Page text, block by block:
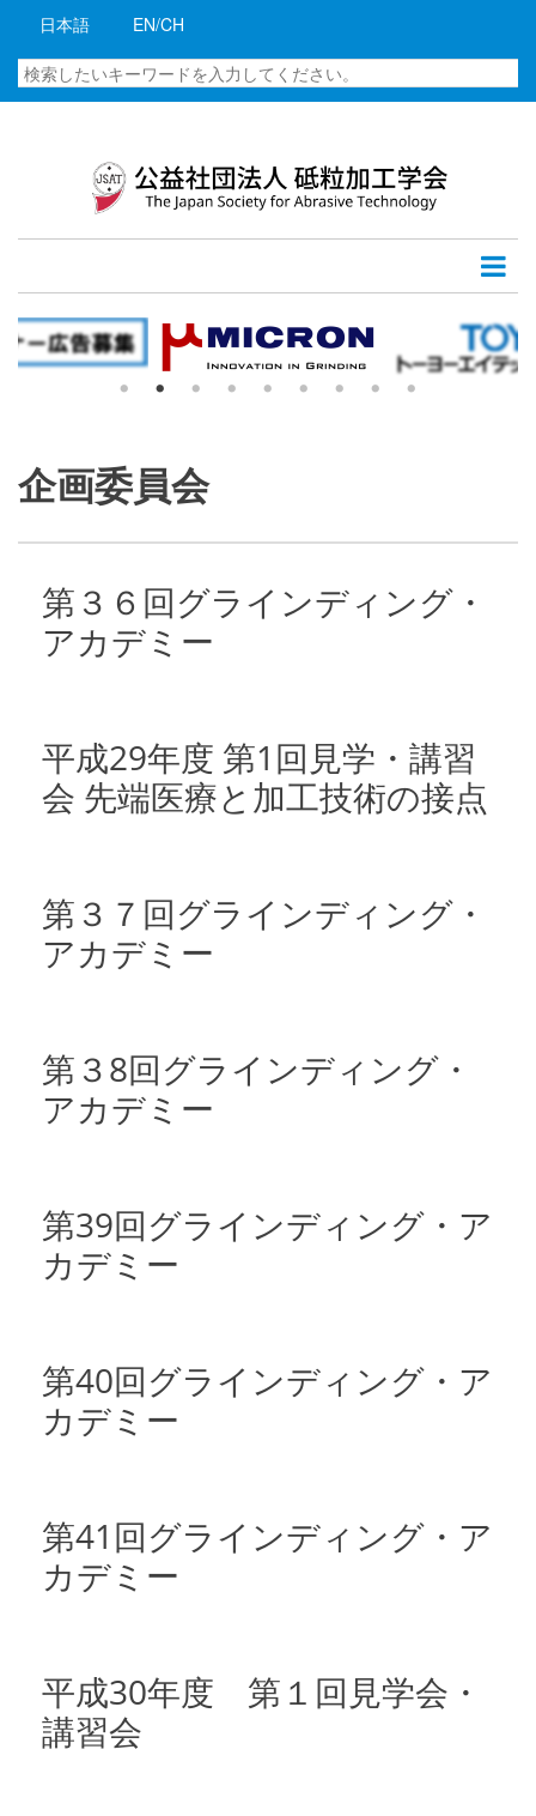
コ
に
動
日本語 EN/CH
検
索
企画委員会
第３６回グラインディング・
アカデミー
平成29年度 第1回見学・講習
会 先端医療と加工技術の接点
第３７回グラインディング・
アカデミー
第３8回グラインディング・
アカデミー
第39回グラインディング・ア
カデミー
第40回グラインディング・ア
カデミー
第41回グラインディング・ア
カデミー
平成30年度 第１回見学会・
講習会